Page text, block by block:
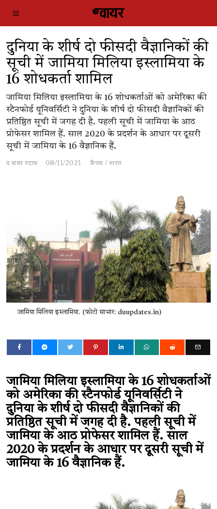
दुनिया के शीर्ष दो फीसदी वैज्ञानिकों की
सूची में जामिया मिलिया इस्लामिया के
16 शोधकर्ता शामिल
जामिया मिलिया इस्लामिया के 16 शोधकर्ताओं को अमेरिका की
स्टैनफोर्ड यूनिवर्सिटी ने दुनिया के शीर्ष दो फीसदी वैज्ञानिकों की
प्रतिष्ठित सूची में जगह दी है. पहली सूची में जामिया के आठ
प्रोफेसर शामिल हैं. साल 2020 के प्रदर्शन के आधार पर दूसरी
सूची में जामिया के 16 वैज्ञानिक हैं.
द वायर स्टाफ 08/11/2021 कैंपस / भारत
जामिया मिलिया इस्लामिया. (फोटो साभार: duupdates.in)
जामिया मिलिया इस्लामिया के 16 शोधकर्ताओं
को अमेरिका की स्टैनफोर्ड यूनिवर्सिटी ने
दुनिया के शीर्ष दो फीसदी वैज्ञानिकों की
प्रतिष्ठित सूची में जगह दी है. पहली सूची में
जामिया के आठ प्रोफेसर शामिल हैं. साल
2020 के प्रदर्शन के आधार पर दूसरी सूची में
जामिया के 16 वैज्ञानिक हैं.